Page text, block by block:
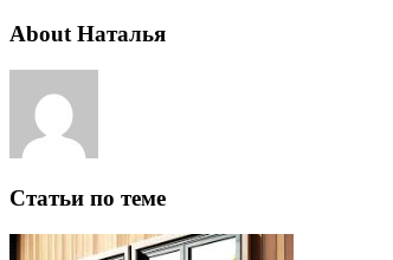
About Наталья
Статьи по теме